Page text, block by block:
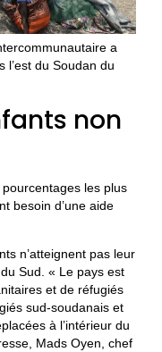
a
l’est du Soudan du
non
les plus
besoin d’une aide
n’atteignent pas leur
Sud. « Le pays est
et de réfugiés
sud-soudanais et
à l’intérieur du
Mads Oyen, chef